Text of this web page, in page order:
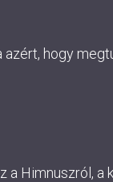
hogy
Himnuszról, a